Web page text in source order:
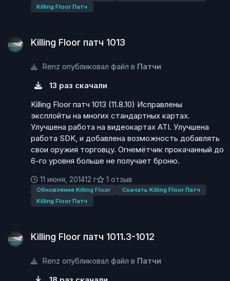
Killing Floor Патч
Killing Floor патч 1013
Renz опубликовал файл в Патчи
13 раз скачали
Killing Floor патч 1013 (11.8.10) Исправлены
эксплойты на многих стандартных картах.
Улучшена работа на видеокартах ATI. Улучшена
работа SDK, и добавлена возможность добавлять
свои оружия торговцу. Огнемётчик прокачанный до
6-го уровня больше не получает броню.
11 июня, 201412 г 1 отзыв
Обновление Killing Floor
Скачать Killing Floor Патч
Killing Floor Патч
Killing Floor патч 1011.3-1012
Renz опубликовал файл в Патчи